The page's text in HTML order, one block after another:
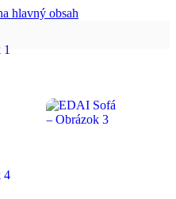
hlavný obsah